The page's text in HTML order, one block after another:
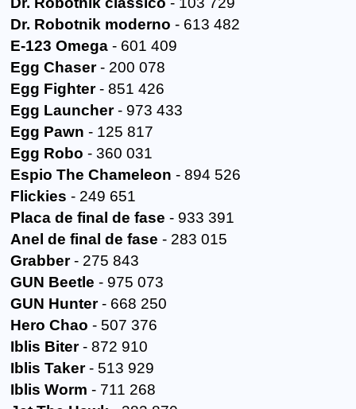
Dr. Robotnik moderno - 613 482
E-123 Omega - 601 409
Egg Chaser- 200 078
Egg Fighter- 851 426
Egg Launcher- 973 433
Egg Pawn - 125 817
Egg Robo - 360 031
Espio The Chameleon - 894 526
Flickies - 249 651
Placa de final de fase - 933 391
Anel de final de fase - 283 015
Grabber- 275 843
GUN Beetle - 975 073
GUN Hunter- 668 250
Hero Chao - 507 376
Iblis Biter- 872 910
Iblis Taker- 513 929
Iblis Worm - 711 268